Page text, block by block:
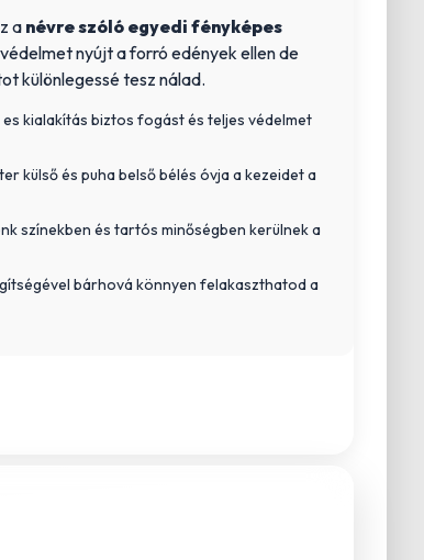
anévre szóló egyedi fényképes
nyújt a forró edények ellen de
különlegessé tesz nálad.
es kialakítás biztos fogást és teljes védelmet
külső és puha belső bélés óvja a kezeidet a
színekben és tartós minőségben kerülnek a
bárhová könnyen felakaszthatod a